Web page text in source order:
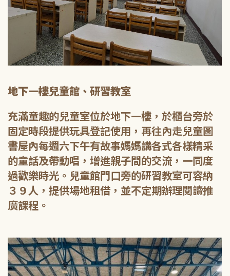
地下一樓兒童館、研習教室
充滿童趣的兒童室位於地下一樓，於櫃台旁於
固定時段提供玩具登記使用，再往內走兒童圖
書屋內每週六下午有故事媽媽講各式各樣精采
的童話及帶動唱，增進親子間的交流，一同度
過歡樂時光。兒童館門口旁的研習教室可容納
３９人，提供場地租借，並不定期辦理閱讀推
廣課程。